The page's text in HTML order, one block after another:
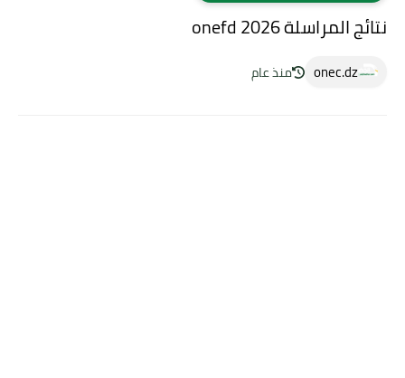
نتائج المراسلة 2026 onefd
onec.dz منذ عام